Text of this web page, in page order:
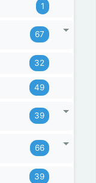
1
67
32
49
39
66
39